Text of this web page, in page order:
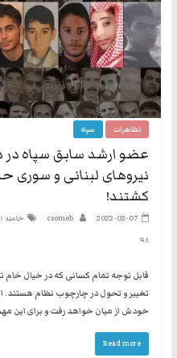
تظاهرات سپاه
عضو ارشد سابق سپاه در
کشتند!
2022-02-07
csomeb خامنه
۹۸
تغییر و تحول در چارچوب نظام هستند.
خودش از میان خواهد رفت و برای این
Read more